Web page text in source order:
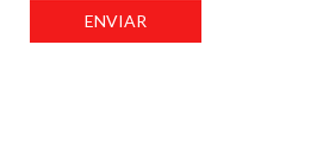
ENVIAR